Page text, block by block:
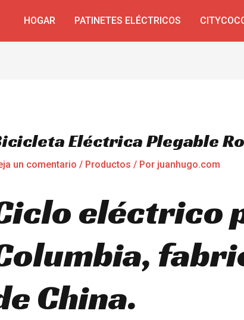
HOGAR PATINETES ELÉCTRICOS
Eléctrica Plegable
un comentario / Productos / Por juanhugo.com
eléctrico
China.